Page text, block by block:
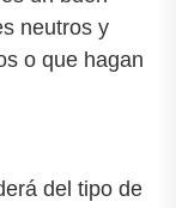
neutros y
o que hagan
del tipo de